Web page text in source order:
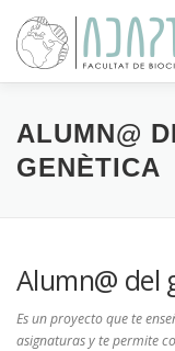
contingut
SOBRE EL
CONTACTE
ALUMN@
GENÈTICA
Alumn@ del
Es un proyecto que te
asignaturas y te permite